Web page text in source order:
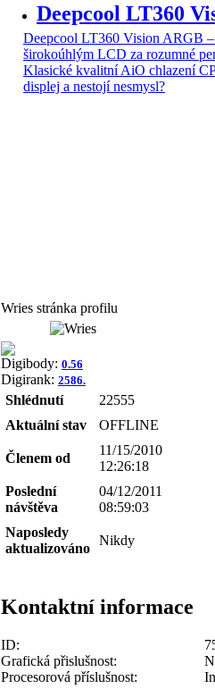
Deepcool LT360
Deepcool LT360 Vision ARGB
širokoúhlým LCD za rozumné
Klasické kvalitní AiO chlazení
displej a nestojí nesmysl?
Wries stránka profilu
Digibody: 0.56
Digirank: 2586.
Shlédnutí
22555
Aktuální stav
OFFLINE
Členem od
11/15/2010
12:26:18
Poslední
návštěva
04/12/2011
08:59:03
Naposledy
aktualizováno
Nikdy
Kontaktní informace
ID:
Grafická přislušnost:
Procesorová příslušnost: